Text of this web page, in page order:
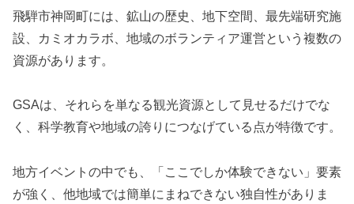
飛騨市神岡町には、鉱山の歴史、地下空間、最先端研究施
設、カミオカラボ、地域のボランティア運営という複数の
資源があります。
GSAは、それらを単なる観光資源として見せるだけでな
く、科学教育や地域の誇りにつなげている点が特徴です。
地方イベントの中でも、「ここでしか体験できない」要素
が強く、他地域では簡単にまねできない独自性がありま